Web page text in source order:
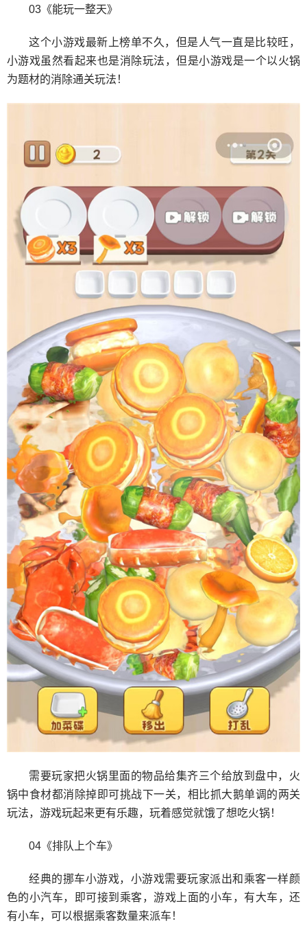
03《能玩一整天》
这个小游戏最新上榜单不久，但是人气一直是比较旺，
小游戏虽然看起来也是消除玩法，但是小游戏是一个以火锅
为题材的消除通关玩法！
需要玩家把火锅里面的物品给集齐三个给放到盘中，火
锅中食材都消除掉即可挑战下一关，相比抓大鹅单调的两关
玩法，游戏玩起来更有乐趣，玩着感觉就饿了想吃火锅！
04《排队上个车》
经典的挪车小游戏，小游戏需要玩家派出和乘客一样颜
色的小汽车，即可接到乘客，游戏上面的小车，有大车，还
有小车，可以根据乘客数量来派车！